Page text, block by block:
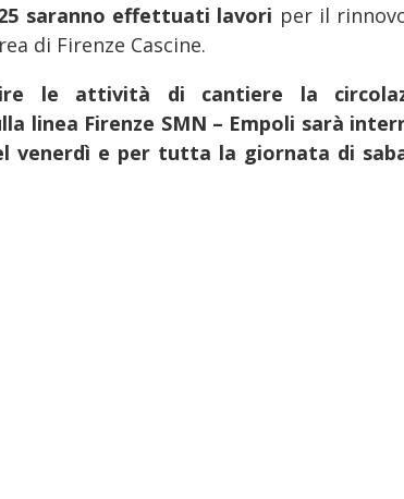
saranno effettuati lavori per il
di Firenze Cascine.
le attività di cantiere la
linea Firenze SMN – Empoli sarà
venerdì e per tutta la giornata di